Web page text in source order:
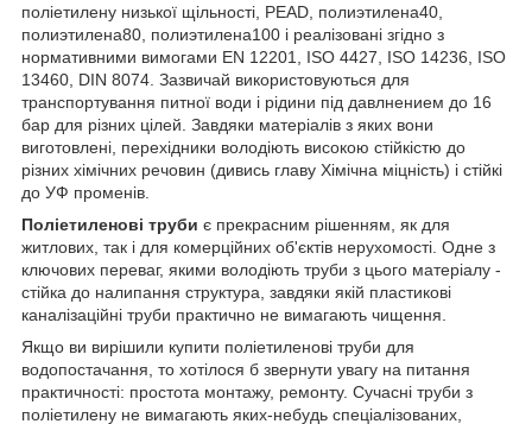
поліетилену низької щільності, PEAD, полиэтилена40,
полиэтилена80, полиэтилена100 і реалізовані згідно з
нормативними вимогами EN 12201, ISO 4427, ISO 14236, ISO
13460, DIN 8074. Зазвичай використовуються для
транспортування питної води і рідини під давлнением до 16
бар для різних цілей. Завдяки матеріалів з яких вони
виготовлені, перехідники володіють високою стійкістю до
різних хімічних речовин (дивись главу Хімічна міцність) і стійкі
до УФ променів.
Поліетиленові труби є прекрасним рішенням, як для
житлових, так і для комерційних об'єктів нерухомості. Одне з
ключових переваг, якими володіють труби з цього матеріалу -
стійка до налипання структура, завдяки якій пластикові
каналізаційні труби практично не вимагають чищення.
Якщо ви вирішили купити поліетиленові труби для
водопостачання, то хотілося б звернути увагу на питання
практичності: простота монтажу, ремонту. Сучасні труби з
поліетилену не вимагають яких-небудь спеціалізованих,